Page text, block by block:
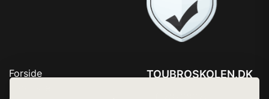
Forside
TOUBROSKOLEN.DK